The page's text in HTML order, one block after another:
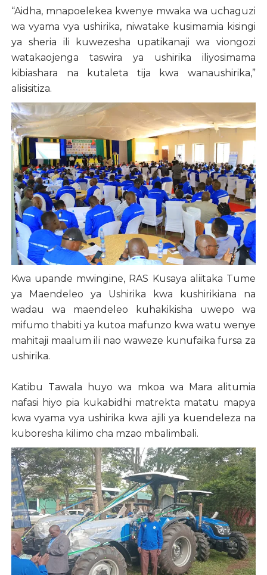
“Aidha, mnapoelekea kwenye mwaka wa uchaguzi
wa vyama vya ushirika, niwatake kusimamia kisingi
ya sheria ili kuwezesha upatikanaji wa viongozi
watakaojenga taswira ya ushirika iliyosimama
kibiashara na kutaleta tija kwa wanaushirika,”
alisisitiza.
Kwa upande mwingine, RAS Kusaya aliitaka Tume
ya Maendeleo ya Ushirika kwa kushirikiana na
wadau wa maendeleo kuhakikisha uwepo wa
mifumo thabiti ya kutoa mafunzo kwa watu wenye
mahitaji maalum ili nao waweze kunufaika fursa za
ushirika.
Katibu Tawala huyo wa mkoa wa Mara alitumia
nafasi hiyo pia kukabidhi matrekta matatu mapya
kwa vyama vya ushirika kwa ajili ya kuendeleza na
kuboresha kilimo cha mzao mbalimbali.